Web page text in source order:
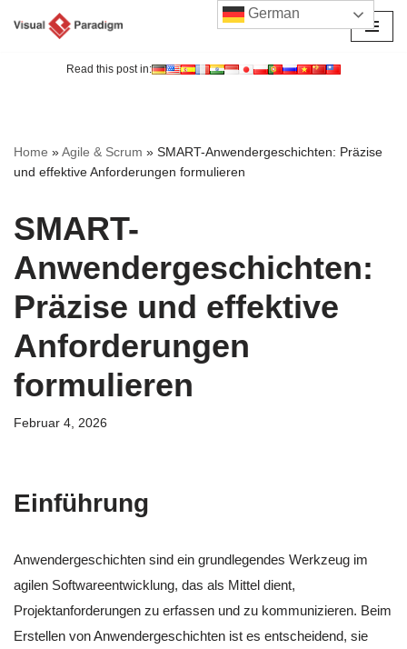
Read this post in:
Home »Agile & Scrum » SMART-Anwendergeschichten: Präzise
und effektive Anforderungen formulieren
SMART-
Anwendergeschichten:
Präzise und effektive
Anforderungen
formulieren
Februar 4, 2026
Einführung
Anwendergeschichten sind ein grundlegendes Werkzeug im
agilen Softwareentwicklung, das als Mittel dient,
Projektanforderungen zu erfassen und zu kommunizieren. Beim
Erstellen von Anwendergeschichten ist es entscheidend, sie
German